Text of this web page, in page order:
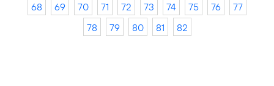
68
69 70 71 72 73 74 75 76
77
78
79 80 81 82